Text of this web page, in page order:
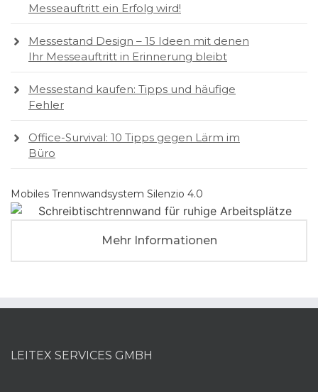
Messeauftritt ein Erfolg wird!
Messestand Design – 15 Ideen mit denen
Ihr Messeauftritt in Erinnerung bleibt
Messestand kaufen: Tipps und häufige
Fehler
Office-Survival: 10 Tipps gegen Lärm im
Büro
Mobiles Trennwandsystem Silenzio 4.0
Mehr Informationen
LEITEX SERVICES GMBH